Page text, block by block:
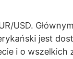
USD.
jest
i o wszelkich